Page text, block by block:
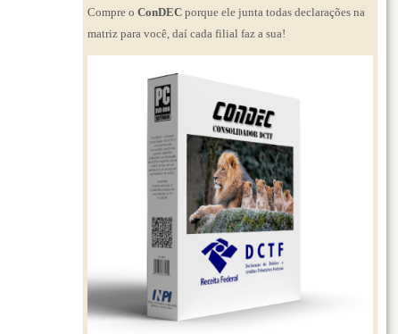
Compre o ConDEC porque ele junta todas declarações na
matriz para você, daí cada filial faz a sua!